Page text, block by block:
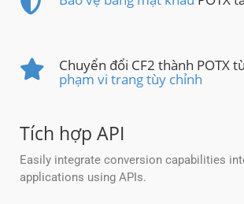
Chuyển đổi CF2 thành POTX
phạm vi trang tùy chỉnh
Tích hợp API
Easily integrate conversion capabilities
applications using APIs.